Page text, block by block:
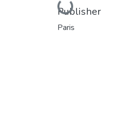
Loading...
Publisher
Paris